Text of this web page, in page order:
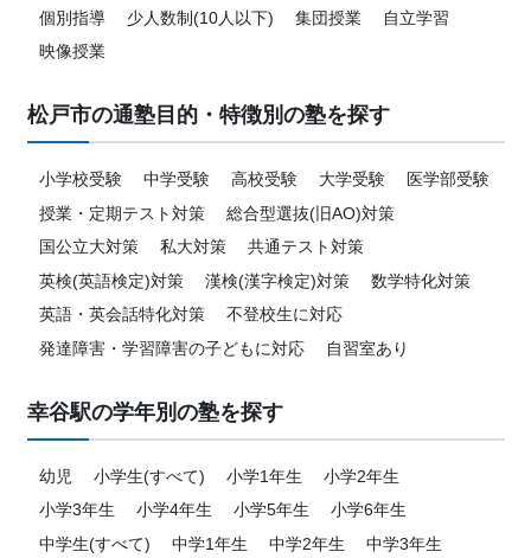
個別指導 少人数制(10人以下) 集団授業
自立学習
映像授業
松戸市の通塾目的・特徴別の塾を探す
小学校受験 中学受験 高校受験 大学受験
医学部受験
授業・定期テスト対策
総合型選抜(旧AO)対策
国公立大対策
私大対策
共通テスト対策
英検(英語検定)対策
漢検(漢字検定)対策
数学特化対策
英語・英会話特化対策
不登校生に対応
発達障害・学習障害の子どもに対応
自習室あり
幸谷駅の学年別の塾を探す
幼児 小学生(すべて) 小学1年生
小学2年生
小学3年生
小学4年生 小学5年生
小学6年生
中学生(すべて)
中学1年生 中学2年生
中学3年生